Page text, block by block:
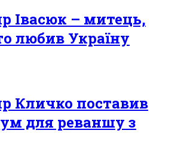
Івасюк – митець,
любив Україну
Кличко поставив
для реваншу з